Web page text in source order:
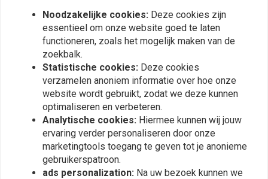
Vergelijkbare producten
Noodzakelijke cookies: Deze cookies zijn
essentieel om onze website goed te laten
functioneren, zoals het mogelijk maken van de
zoekbalk.
Statistische cookies: Deze cookies
verzamelen anoniem informatie over hoe onze
website wordt gebruikt, zodat we deze kunnen
optimaliseren en verbeteren.
Analytische cookies: Hiermee kunnen wij jouw
ervaring verder personaliseren door onze
marketingtools toegang te geven tot je anonieme
gebruikerspatroon.
ads personalization: Na uw bezoek kunnen we